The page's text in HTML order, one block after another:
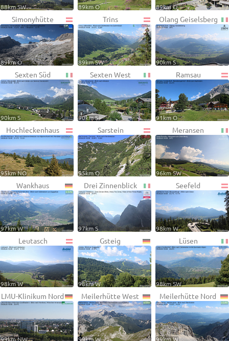
88km SW 89km O 89km O
Simonyhütte
89km O
Trins
89km SW
Olang Geiselsberg
90km S
Sexten Süd
90km S
Sexten West
90km S
Ramsau
91km O
Hochleckenhaus
95km NO
Sarstein
95km O
Meransen
96km SW
Wankhaus
97km W
Drei Zinnenblick
97km S
Seefeld
98km W
Leutasch
98km W
Gsteig
98km W
Lüsen
98km SW
LMU-Klinikum Nord
99km NW
Meilerhütte West
99km W
Meilerhütte Nord
99km W